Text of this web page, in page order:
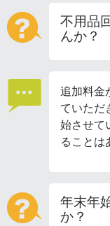
不用品
んか？
追加料金
ていただ
始させて
ることは
年末年
か？